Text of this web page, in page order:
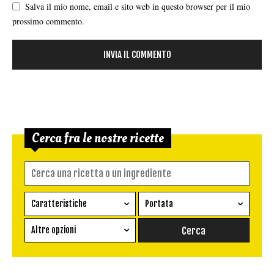
Salva il mio nome, email e sito web in questo browser per il mio
prossimo commento.
Cerca fra le nostre ricette
Caratteristiche
Ricetta vegetariana
Senza glutine
Portata
Conserva
Altre opzioni